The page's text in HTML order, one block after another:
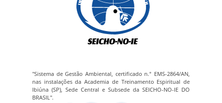
"Sistema de Gestão Ambiental, certificado n.° EMS-2864/AN,
nas instalações da Academia de Treinamento Espiritual de
Ibiúna (SP), Sede Central e Subsede da SEICHO-NO-IE DO
BRASIL".